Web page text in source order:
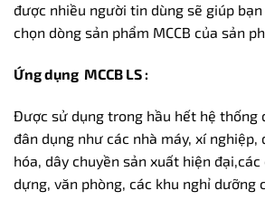
được nhiều người tin dùng sẽ giúp
chọn dòng sản phẩm MCCB của sản
Ứng dụng MCCB LS :
Được sử dụng trong hầu hết hệ thống
đân dụng như các nhà máy, xí
hóa, dây chuyền sản xuất hiện
dựng, văn phòng, các khu nghỉ dưỡng